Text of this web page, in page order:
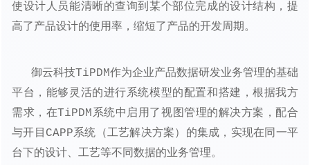
使设计人员能清晰的查询到某个部位完成的设计结构，提
高了产品设计的使用率，缩短了产品的开发周期。
御云科技TiPDM作为企业产品数据研发业务管理的基础
平台，能够灵活的进行系统模型的配置和搭建，根据我方
需求，在TiPDM系统中启用了视图管理的解决方案，配合
与开目CAPP系统（工艺解决方案）的集成，实现在同一平
台下的设计、工艺等不同数据的业务管理。